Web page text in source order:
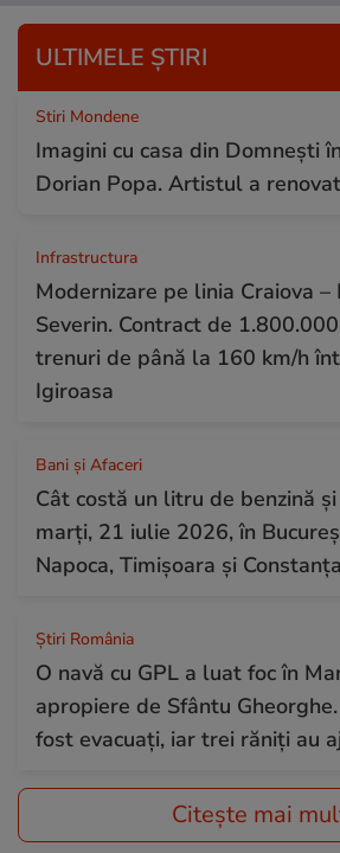
ULTIMELE ȘTIRI
Stiri Mondene
Imagini cu casa din Domnești
Dorian Popa. Artistul a
Infrastructura
Modernizare pe linia Craiova
Severin. Contract de
trenuri de până la 160 km/h
Igiroasa
Bani și Afaceri
Cât costă un litru de benzină
marți, 21 iulie 2026, în
Napoca, Timișoara și Constanța
Știri România
O navă cu GPL a luat foc în
apropiere de Sfântu
fost evacuați, iar trei răniți au
Citește mai